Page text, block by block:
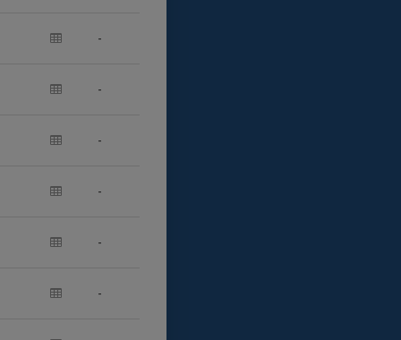
-
-
-
-
-
-